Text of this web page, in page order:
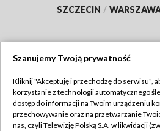
SZCZECIN /
TVP
Abonament TVP
Regulamin
Szanujemy Twoją prywatność
Kliknij "Akceptuję i przechodzę do serwisu",
korzystanie z technologii automatycznego
dostęp do informacji na Twoim urządzeniu
przechowywanie oraz na przetwarzanie
nas, czyli Telewizję Polską S.A. w likwidacji